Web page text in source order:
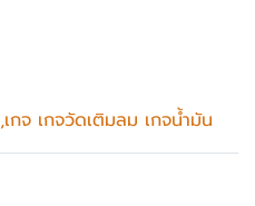
,เกจ เกจวัดเติมลม เกจน้ำมัน